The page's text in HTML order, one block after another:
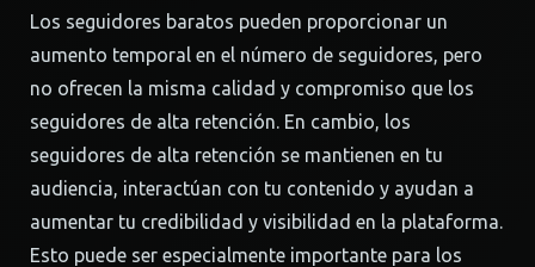
Los seguidores baratos pueden proporcionar un
aumento temporal en el número de seguidores, pero
no ofrecen la misma calidad y compromiso que los
seguidores de alta retención. En cambio, los
seguidores de alta retención se mantienen en tu
audiencia, interactúan con tu contenido y ayudan a
aumentar tu credibilidad y visibilidad en la plataforma.
Esto puede ser especialmente importante para los